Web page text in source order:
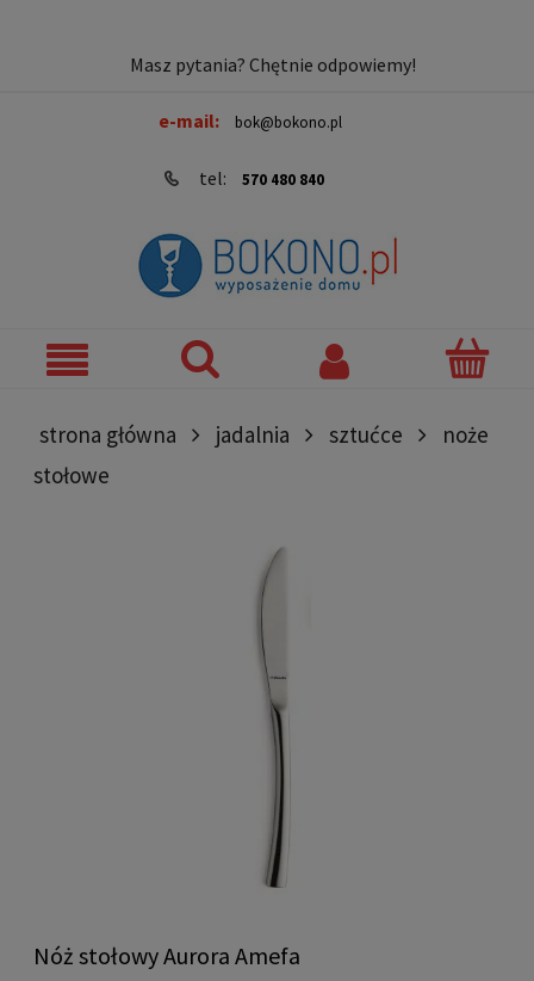
Masz pytania? Chętnie odpowiemy!
e-mail: bok@bokono.pl
tel: 570 480 840
strona główna jadalnia sztućce
noże
stołowe
Nóż stołowy Aurora Amefa